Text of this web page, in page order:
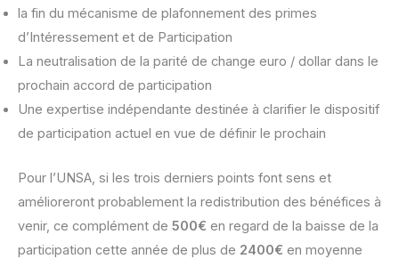
la fin du mécanisme de plafonnement des primes
d’Intéressement et de Participation
La neutralisation de la parité de change euro / dollar dans le
prochain accord de participation
Une expertise indépendante destinée à clarifier le dispositif
de participation actuel en vue de définir le prochain
Pour l’UNSA, si les trois derniers points font sens et
amélioreront probablement la redistribution des bénéfices à
venir, ce complément de 500€ en regard de la baisse de la
participation cette année de plus de 2400€ en moyenne